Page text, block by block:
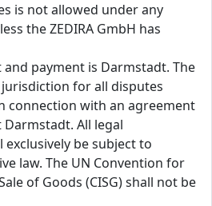
is not allowed under any
the ZEDIRA GmbH has
payment is Darmstadt. The
jurisdiction for all disputes
connection with an agreement
All legal
be subject to
law. The UN Convention for
of Goods (CISG) shall not be